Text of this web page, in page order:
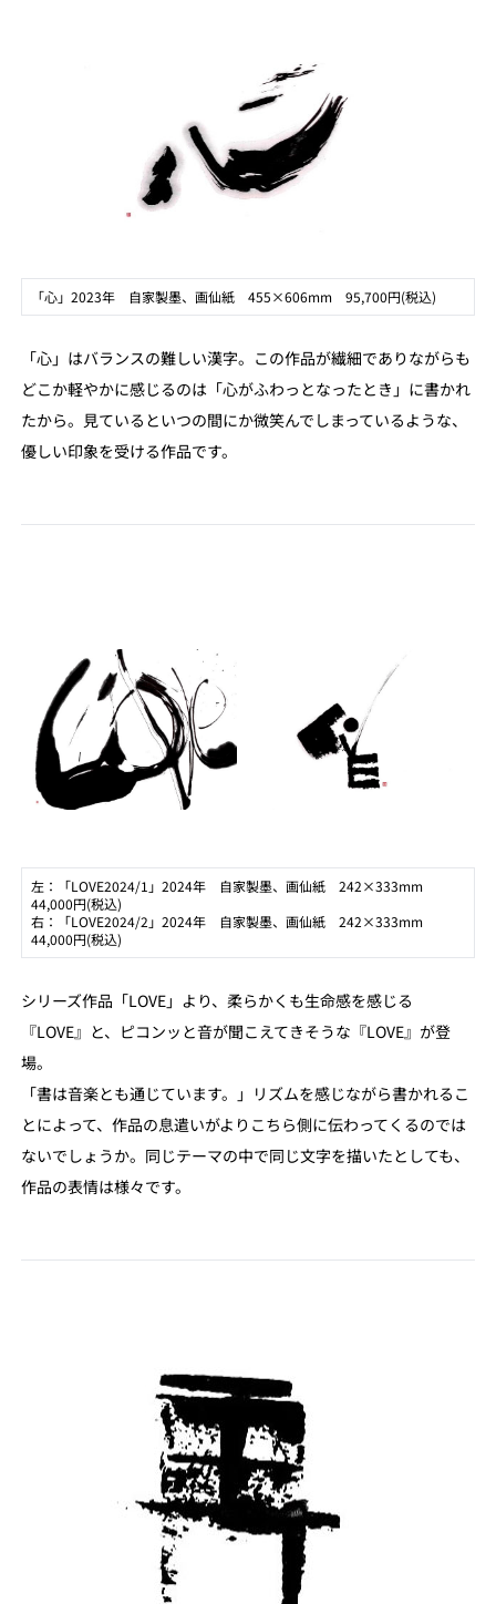
「心」2023年 自家製墨、画仙紙 455×606mm 95,700円(税込)
「心」はバランスの難しい漢字。この作品が繊細でありながらも
どこか軽やかに感じるのは「心がふわっとなったとき」に書かれ
たから。見ているといつの間にか微笑んでしまっているような、
優しい印象を受ける作品です。
左：「LOVE2024/1」2024年 自家製墨、画仙紙 242×333mm
44,000円(税込)
右：「LOVE2024/2」2024年 自家製墨、画仙紙 242×333mm
44,000円(税込)
シリーズ作品「LOVE」より、柔らかくも生命感を感じる
『LOVE』と、ピコンッと音が聞こえてきそうな『LOVE』が登
場。
「書は音楽とも通じています。」リズムを感じながら書かれるこ
とによって、作品の息遣いがよりこちら側に伝わってくるのでは
ないでしょうか。同じテーマの中で同じ文字を描いたとしても、
作品の表情は様々です。